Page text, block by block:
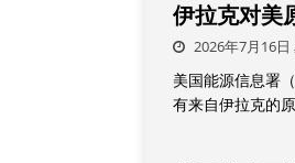
伊拉克对美
2026年7月16日
美国能源信息署
有来自伊拉克的